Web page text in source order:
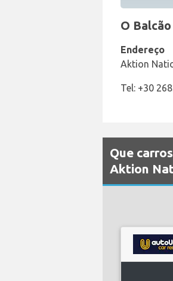
O
Endereço
Aktion
Tel: +30
Que
Aktion